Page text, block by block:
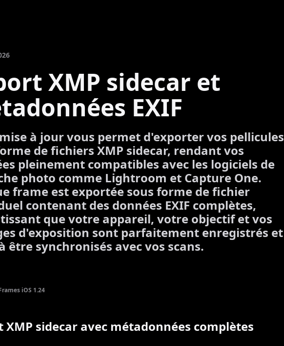
XMP sidecar et
EXIF
à jour vous permet d'exporter vos pellicules
de fichiers XMP sidecar, rendant vos
pleinement compatibles avec les logiciels de
photo comme Lightroom et Capture One.
frame est exportée sous forme de fichier
contenant des données EXIF complètes,
que votre appareil, votre objectif et vos
d'exposition sont parfaitement enregistrés et
être synchronisés avec vos scans.
iOS 1.24
XMP sidecar avec métadonnées complètes